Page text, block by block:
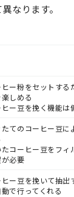
なります。
ヒー粉をセットする
しめる
ヒー豆を挽く機能は
たてのコーヒー豆に
たコーヒー豆をフィ
必要
ヒー豆を挽いて抽出
で行ってくれる